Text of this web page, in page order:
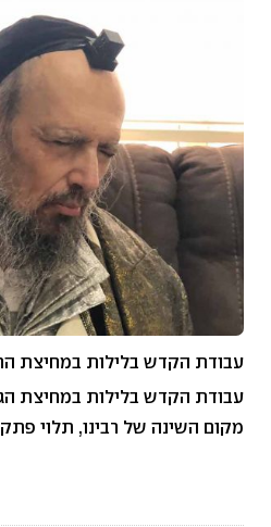
עבודת הקדש בלילות במחיצת
עבודת הקדש בלילות במחיצת
מקום השינה של רבינו, תלוי